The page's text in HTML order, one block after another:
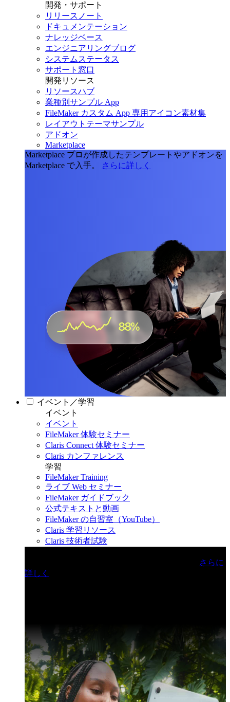
開発・サポート
リリースノート
ドキュメンテーション
ナレッジベース
エンジニアリングブログ
システムステータス
サポート窓口
開発リソース
リソースハブ
業種別サンプル App
FileMaker カスタム App 専用アイコン素材集
レイアウトテーマサンプル
アドオン
Marketplace
Marketplace プロが作成したテンプレートやアドオンを
Marketplace で入手。
さらに詳しく
イベント／学習
イベント
イベント
FileMaker 体験セミナー
Claris Connect 体験セミナー
Claris カンファレンス
学習
FileMaker Training
ライブ Web セミナー
FileMaker ガイドブック
公式テキストと動画
FileMaker の自習室（YouTube）
Claris 学習リソース
Claris 技術者試験
さらに
詳しく